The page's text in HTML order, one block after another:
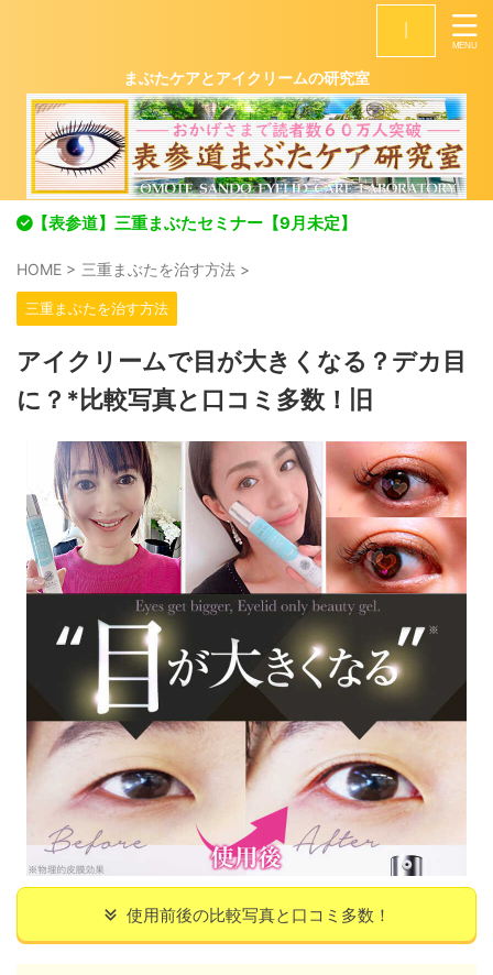
まぶたケアとアイクリームの研究室
【表参道】三重まぶたセミナー【9月未定】
HOME > 三重まぶたを治す方法 >
三重まぶたを治す方法
アイクリームで目が大きくなる？デカ目
に？*比較写真と口コミ多数！旧
使用前後の比較写真と口コミ多数！